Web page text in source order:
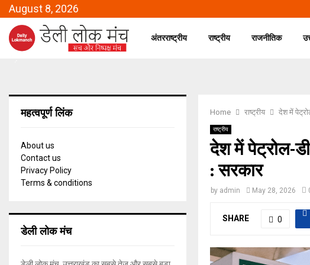
August 8, 2026
अंतरराष्ट्रीय राष्ट्रीय राजनीतिक
Home राष्ट्रीय देश में
राष्ट्रीय
देश में पेट्रोल-
: सरकार
by admin May 28, 2026
SHARE 0
महत्वपूर्ण लिंक
About us
Contact us
Privacy Policy
Terms & conditions
डेली लोक मंच